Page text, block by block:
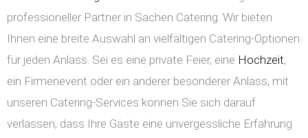
professioneller Partner in Sachen Catering. Wir bieten
Ihnen eine breite Auswahl an vielfältigen Catering-Optionen
für jeden Anlass. Sei es eine private Feier, eine Hochzeit,
ein Firmenevent oder ein anderer besonderer Anlass, mit
unseren Catering-Services können Sie sich darauf
verlassen, dass Ihre Gäste eine unvergessliche Erfahrung